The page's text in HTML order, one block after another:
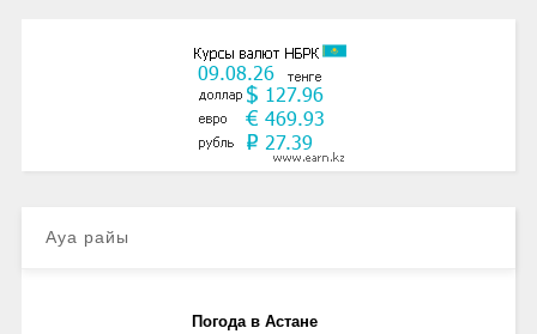
Ауа райы
Погода в Астане